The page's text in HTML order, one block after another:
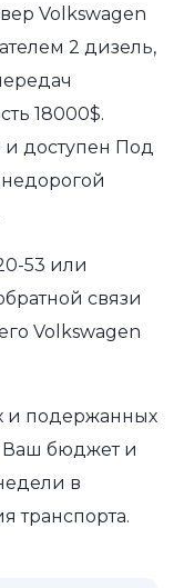
Volkswagen
2 дизель,
18000$.
и доступен Под
53 или
связи
Volkswagen
и подержанных
Ваш бюджет и
в
транспорта.